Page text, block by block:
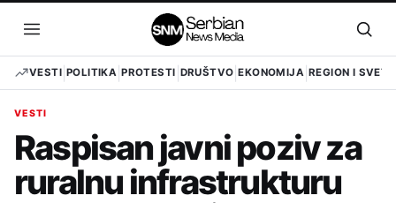
sadržaj
Otvori
meni
VESTI POLITIKA PROTESTI DRUŠTVO EKONOMIJA REGION I SVET
VESTI
Raspisan javni poziv za
ruralnu infrastrukturu